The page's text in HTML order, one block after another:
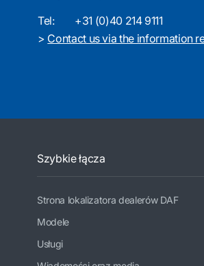
Tel:
+31 (0)40 214 9111
> Contact us via the information
Szybkie łącza
Strona lokalizatora dealerów DAF
Modele
Usługi